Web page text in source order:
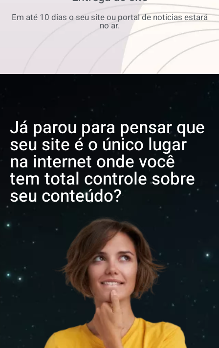
Em até 10 dias o seu site ou portal de notícias estará
no ar.
Já parou para pensar que
seu site é o único lugar
na internet onde você
tem total controle sobre
seu conteúdo?